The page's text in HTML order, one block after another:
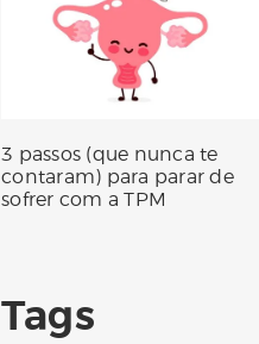
3 passos (que nunca te
contaram) para parar de
sofrer com a TPM
Tags